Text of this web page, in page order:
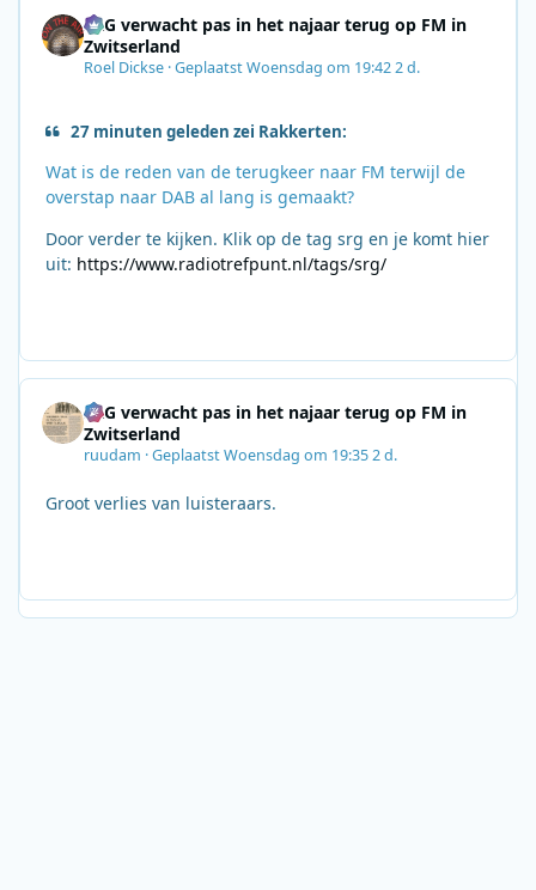
SRG verwacht pas in het najaar terug op FM in
Zwitserland
Roel Dickse ·GeplaatstWoensdag om 19:422 d.
27 minuten geleden zei Rakkerten:
Wat is de reden van de terugkeer naar FM terwijl de
overstap naar DAB al lang is gemaakt?
Door verder te kijken. Klik op de tag srg en je komt hier
uit: https://www.radiotrefpunt.nl/tags/srg/
SRG verwacht pas in het najaar terug op FM in
Zwitserland
ruudam ·GeplaatstWoensdag om 19:352 d.
Groot verlies van luisteraars.